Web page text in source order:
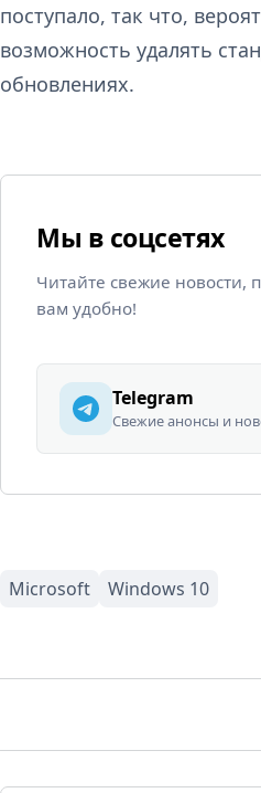
поступало, так что,
возможность удалять
обновлениях.
Мы в соцсетях
Читайте свежие
вам удобно!
Telegram
Свежие анонсы и